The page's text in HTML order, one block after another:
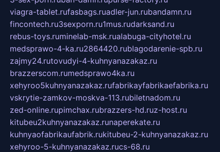
viagra-tablet.rufasbags.ruadler-jun.rubandamn.ru
fincontech.ru3sexporn.ru1mus.rudarksand.ru
rebus-toys.ruminelab-msk.rualabuga-cityhotel.ru
medsprawo-4-ka.ru2864420.rublagodarenie-spb.ru
zajmy24.rutovudyi-4-kuhnyanazakaz.ru
brazzerscom.rumedsprawo4ka.ru
xehyroo5kuhnyanazakaz.rufabrikayfabrikaefabrika.ru
vskrytie-zamkov-moskva-113.rubiletnadom.ru
zed-online.rupimchax.rubrazzers-hd.ruz-host.ru
kitubeu2kuhnyanazakaz.runaperekate.ru
kuhnyaofabrikaufabrik.rukitubeu-2-kuhnyanazakaz.ru
xehyroo-5-kuhnyanazakaz.rucs-68.ru